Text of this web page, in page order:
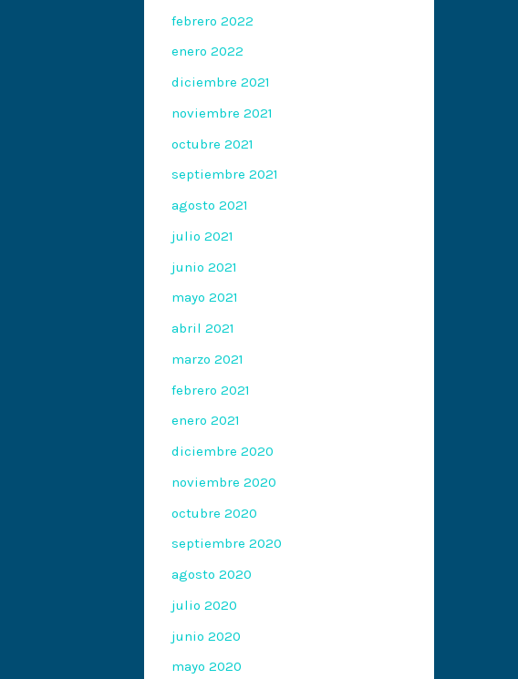
febrero 2022
enero 2022
diciembre 2021
noviembre 2021
octubre 2021
septiembre 2021
agosto 2021
julio 2021
junio 2021
mayo 2021
abril 2021
marzo 2021
febrero 2021
enero 2021
diciembre 2020
noviembre 2020
octubre 2020
septiembre 2020
agosto 2020
julio 2020
junio 2020
mayo 2020